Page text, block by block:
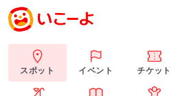
スポット イベント チケット